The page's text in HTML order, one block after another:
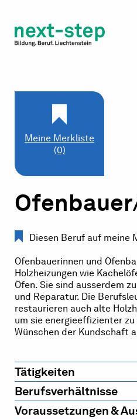
Beratung &
Meine Merkliste
(0)
Diesen Beruf auf meine
Ofenbauerinnen und
Holzheizungen wie
Öfen. Sie sind ausserdem
und Reparatur. Die
restaurieren auch alte
um sie energieeffizienter
Wünschen der Kundschaft
Tätigkeiten
Berufsverhältnisse
Voraussetzungen &